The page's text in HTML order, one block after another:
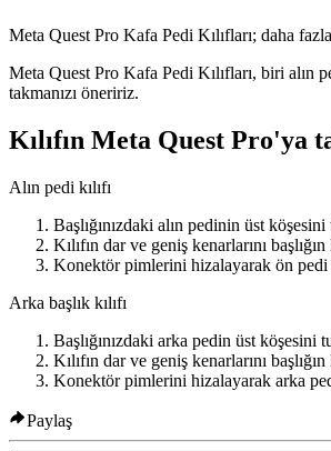
Meta Quest Pro Kafa Pedi Kılıfları; daha
Meta Quest Pro Kafa Pedi Kılıfları, biri alın
takmanızı öneririz.
Kılıfın Meta Quest Pro'ya
Alın pedi kılıfı
Başlığınızdaki alın pedinin üst
Kılıfın dar ve geniş kenarlarını
Konektör pimlerini hizalayarak ön pedi
Arka başlık kılıfı
Başlığınızdaki arka pedin üst köşesini
Kılıfın dar ve geniş kenarlarını
Konektör pimlerini hizalayarak arka
Paylaş